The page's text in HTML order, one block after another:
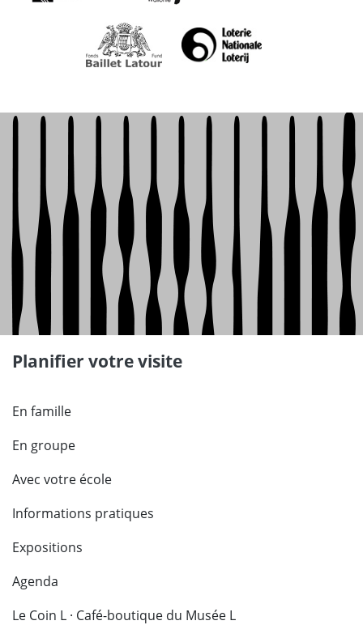
Planifier votre visite
En famille
En groupe
Avec votre école
Informations pratiques
Expositions
Agenda
Le Coin L · Café-boutique du Musée L